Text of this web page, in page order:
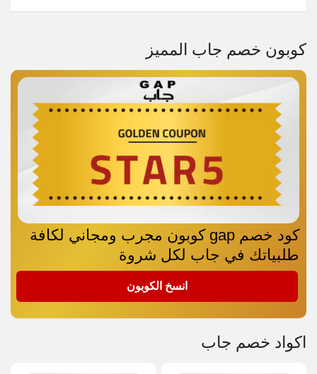
كوبون خصم جاب المميز
كود خصم gap كوبون مجرب ومجاني لكافة
طلبياتك في جاب لكل شروة
انسخ الكوبون
اكواد خصم جاب